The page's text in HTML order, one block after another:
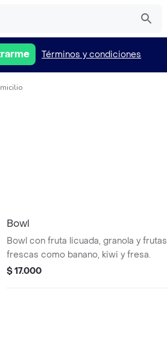
Términos y condiciones
Bowl
Bowl con fruta licuada, granola y frutas
frescas como banano, kiwi y fresa.
$ 17.000